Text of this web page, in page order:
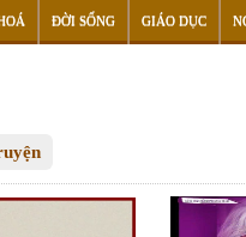
ĐỜI SỐNG GIÁO DỤC